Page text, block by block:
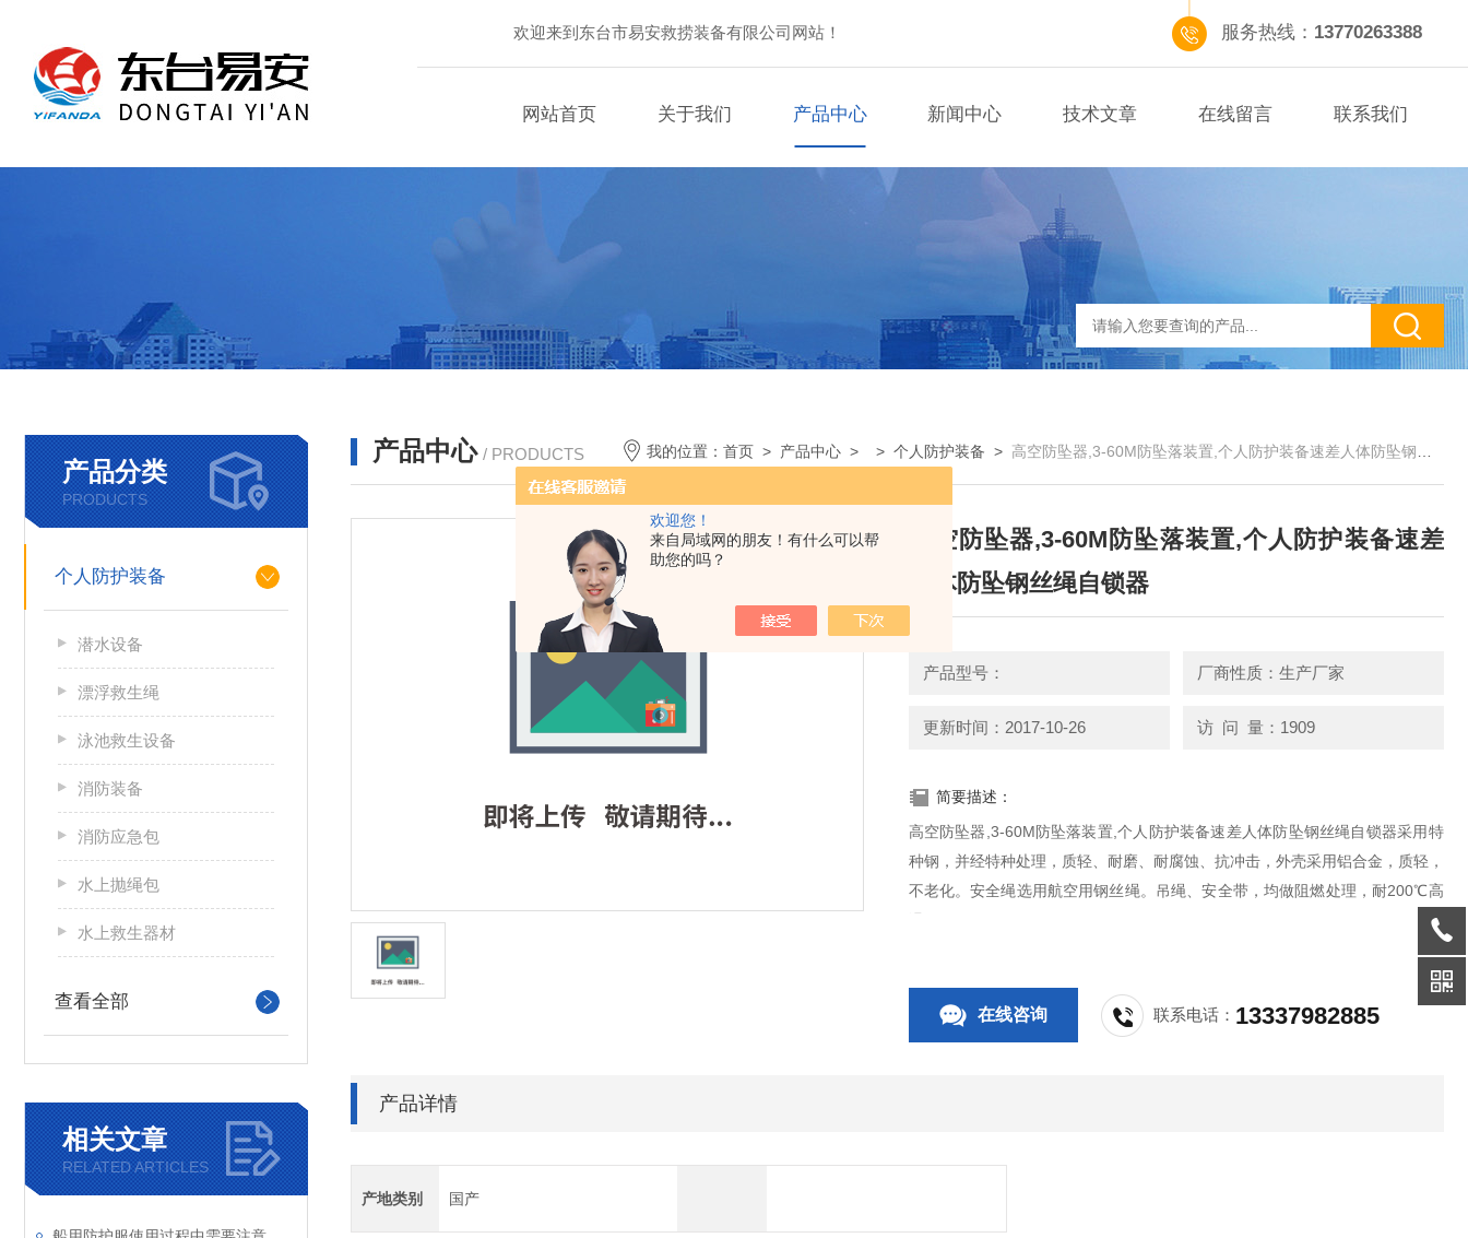
欢迎您！
来自局域网的朋友！有什么可以帮
助您的吗？
欢迎来到东台市易安救捞装备有限公司网站！ 服务热线： 13770263388
网站首页 关于我们 产品中心 新闻中心 技术文章 在线留言 联系我们
产品分类
PRODUCTS
个人防护装备
潜水设备
漂浮救生绳
泳池救生设备
消防装备
消防应急包
水上抛绳包
水上救生器材
查看全部
相关文章
RELATED ARTICLES
产品中心 / PRODUCTS 我的位置：首页 > 产品中心 > >个人防护装备 > 高空防坠器,3-60M防坠落装置,个人防护装备速差人体防坠钢丝绳自锁器
高空防坠器,3-60M防坠落装置,个人防护装备速差
人体防坠钢丝绳自锁器
产品型号： 厂商性质：生产厂家
更新时间：2017-10-26 访 问 量：1909
简要描述：
高空防坠器,3-60M防坠落装置,个人防护装备速差人体防坠钢丝绳自锁器采用特
种钢，并经特种处理，质轻、耐磨、耐腐蚀、抗冲击，外壳采用铝合金，质轻，
不老化。安全绳选用航空用钢丝绳。吊绳、安全带，均做阻燃处理，耐200℃高
温。
在线咨询 联系电话： 13337982885
产品详情
产地类别 国产